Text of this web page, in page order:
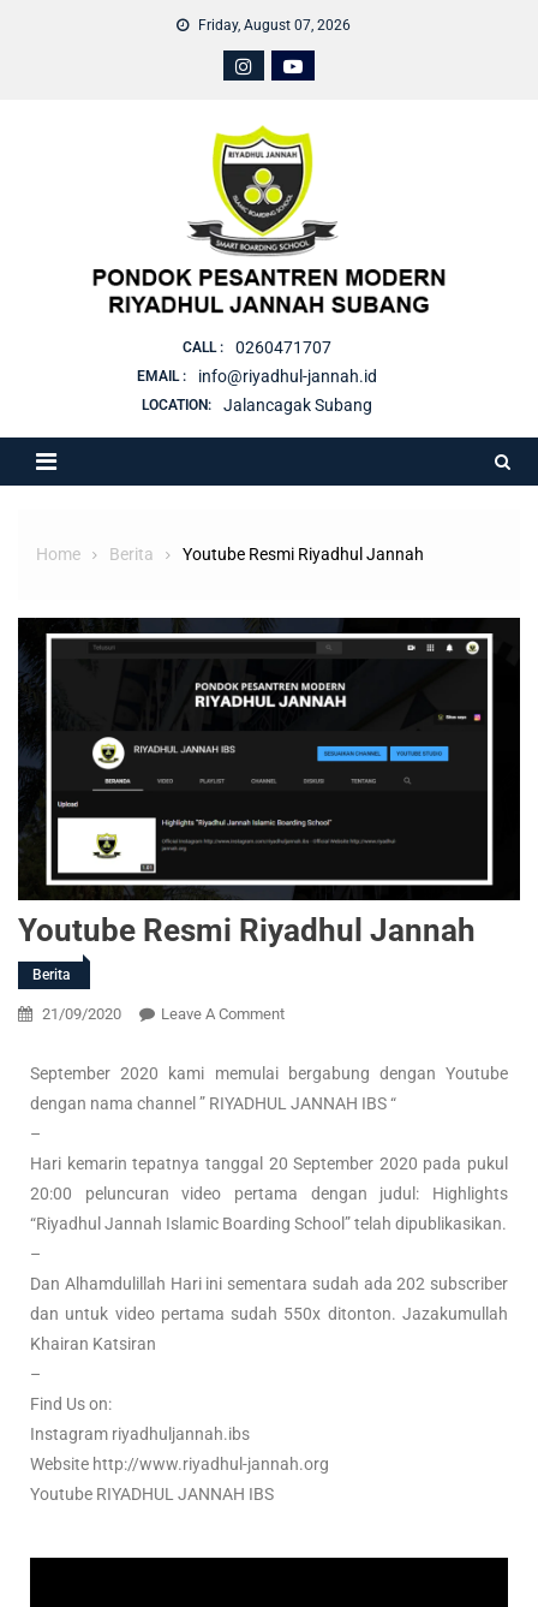
Friday, August 07, 2026
CALL : 0260471707
EMAIL : info@riyadhul-jannah.id
LOCATION: Jalancagak Subang
Home Berita Youtube Resmi Riyadhul Jannah
Youtube Resmi Riyadhul Jannah
Berita
21/09/2020 Leave A Comment
September 2020 kami memulai bergabung dengan Youtube
dengan nama channel ” RIYADHUL JANNAH IBS “
–
Hari kemarin tepatnya tanggal 20 September 2020 pada pukul
20:00 peluncuran video pertama dengan judul: Highlights
“Riyadhul Jannah Islamic Boarding School” telah dipublikasikan.
–
Dan Alhamdulillah Hari ini sementara sudah ada 202 subscriber
dan untuk video pertama sudah 550x ditonton. Jazakumullah
Khairan Katsiran
–
Find Us on:
Instagram riyadhuljannah.ibs
Website http://www.riyadhul-jannah.org
Youtube RIYADHUL JANNAH IBS